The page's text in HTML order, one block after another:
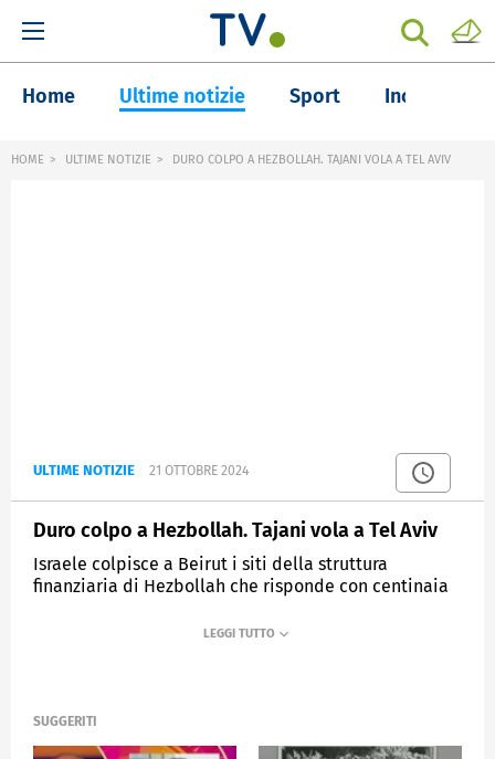
Home Ultime notizie Sport Inchieste
HOME ULTIME NOTIZIE DURO COLPO A HEZBOLLAH. TAJANI VOLA A TEL AVIV
ULTIME NOTIZIE 21 OTTOBRE 2024
Duro colpo a Hezbollah. Tajani vola a Tel Aviv
Israele colpisce a Beirut i siti della struttura
finanziaria di Hezbollah che risponde con centinaia
SUGGERITI